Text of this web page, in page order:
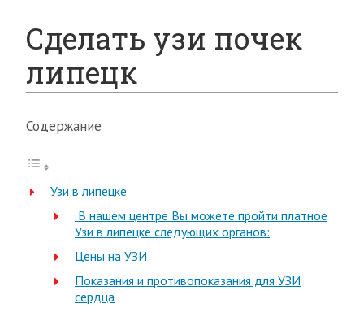
Сделать узи почек
липецк
Содержание
Узи в липецке
В нашем центре Вы можете пройти платное
Узи в липецке следующих органов:
Цены на УЗИ
Показания и противопоказания для УЗИ
сердца